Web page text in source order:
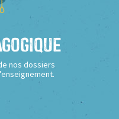
nos dossiers